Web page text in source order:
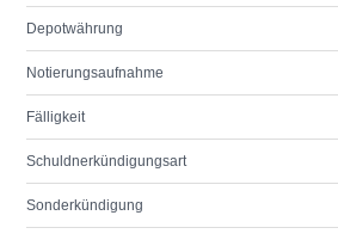
Depotwährung
Notierungsaufnahme
Fälligkeit
Schuldnerkündigungsart
Sonderkündigung